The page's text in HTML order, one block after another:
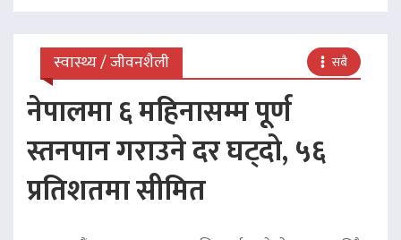
स्वास्थ्य / जीवनशैली सबै
नेपालमा ६ महिनासम्म पूर्ण
स्तनपान गराउने दर घट्दो, ५६
प्रतिशतमा सीमित